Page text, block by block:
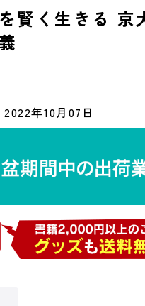
賢く生きる 京
2022年10月07日